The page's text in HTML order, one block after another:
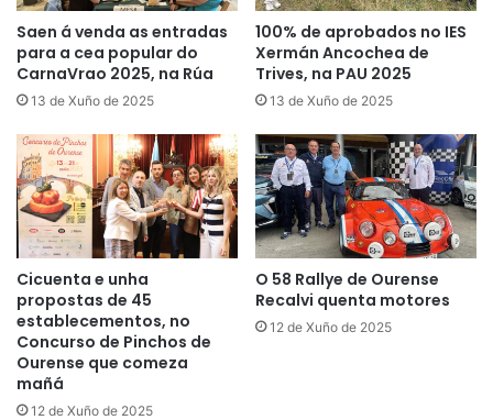
Saen á venda as entradas
para a cea popular do
CarnaVrao 2025, na Rúa
13 de Xuño de 2025
100% de aprobados no IES
Xermán Ancochea de
Trives, na PAU 2025
13 de Xuño de 2025
Cicuenta e unha
propostas de 45
establecementos, no
Concurso de Pinchos de
Ourense que comeza
mañá
12 de Xuño de 2025
O 58 Rallye de Ourense
Recalvi quenta motores
12 de Xuño de 2025